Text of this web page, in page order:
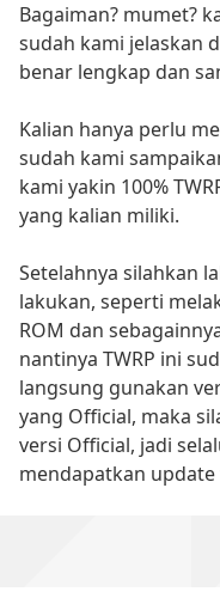
Bagaiman? mumet?
sudah kami jelaskan
benar lengkap dan
Kalian hanya perlu
sudah kami
kami yakin 100%
yang kalian miliki.
Setelahnya silahkan
lakukan, seperti
ROM dan
nantinya TWRP ini
langsung gunakan
yang Official, maka
versi Official, jadi
mendapatkan